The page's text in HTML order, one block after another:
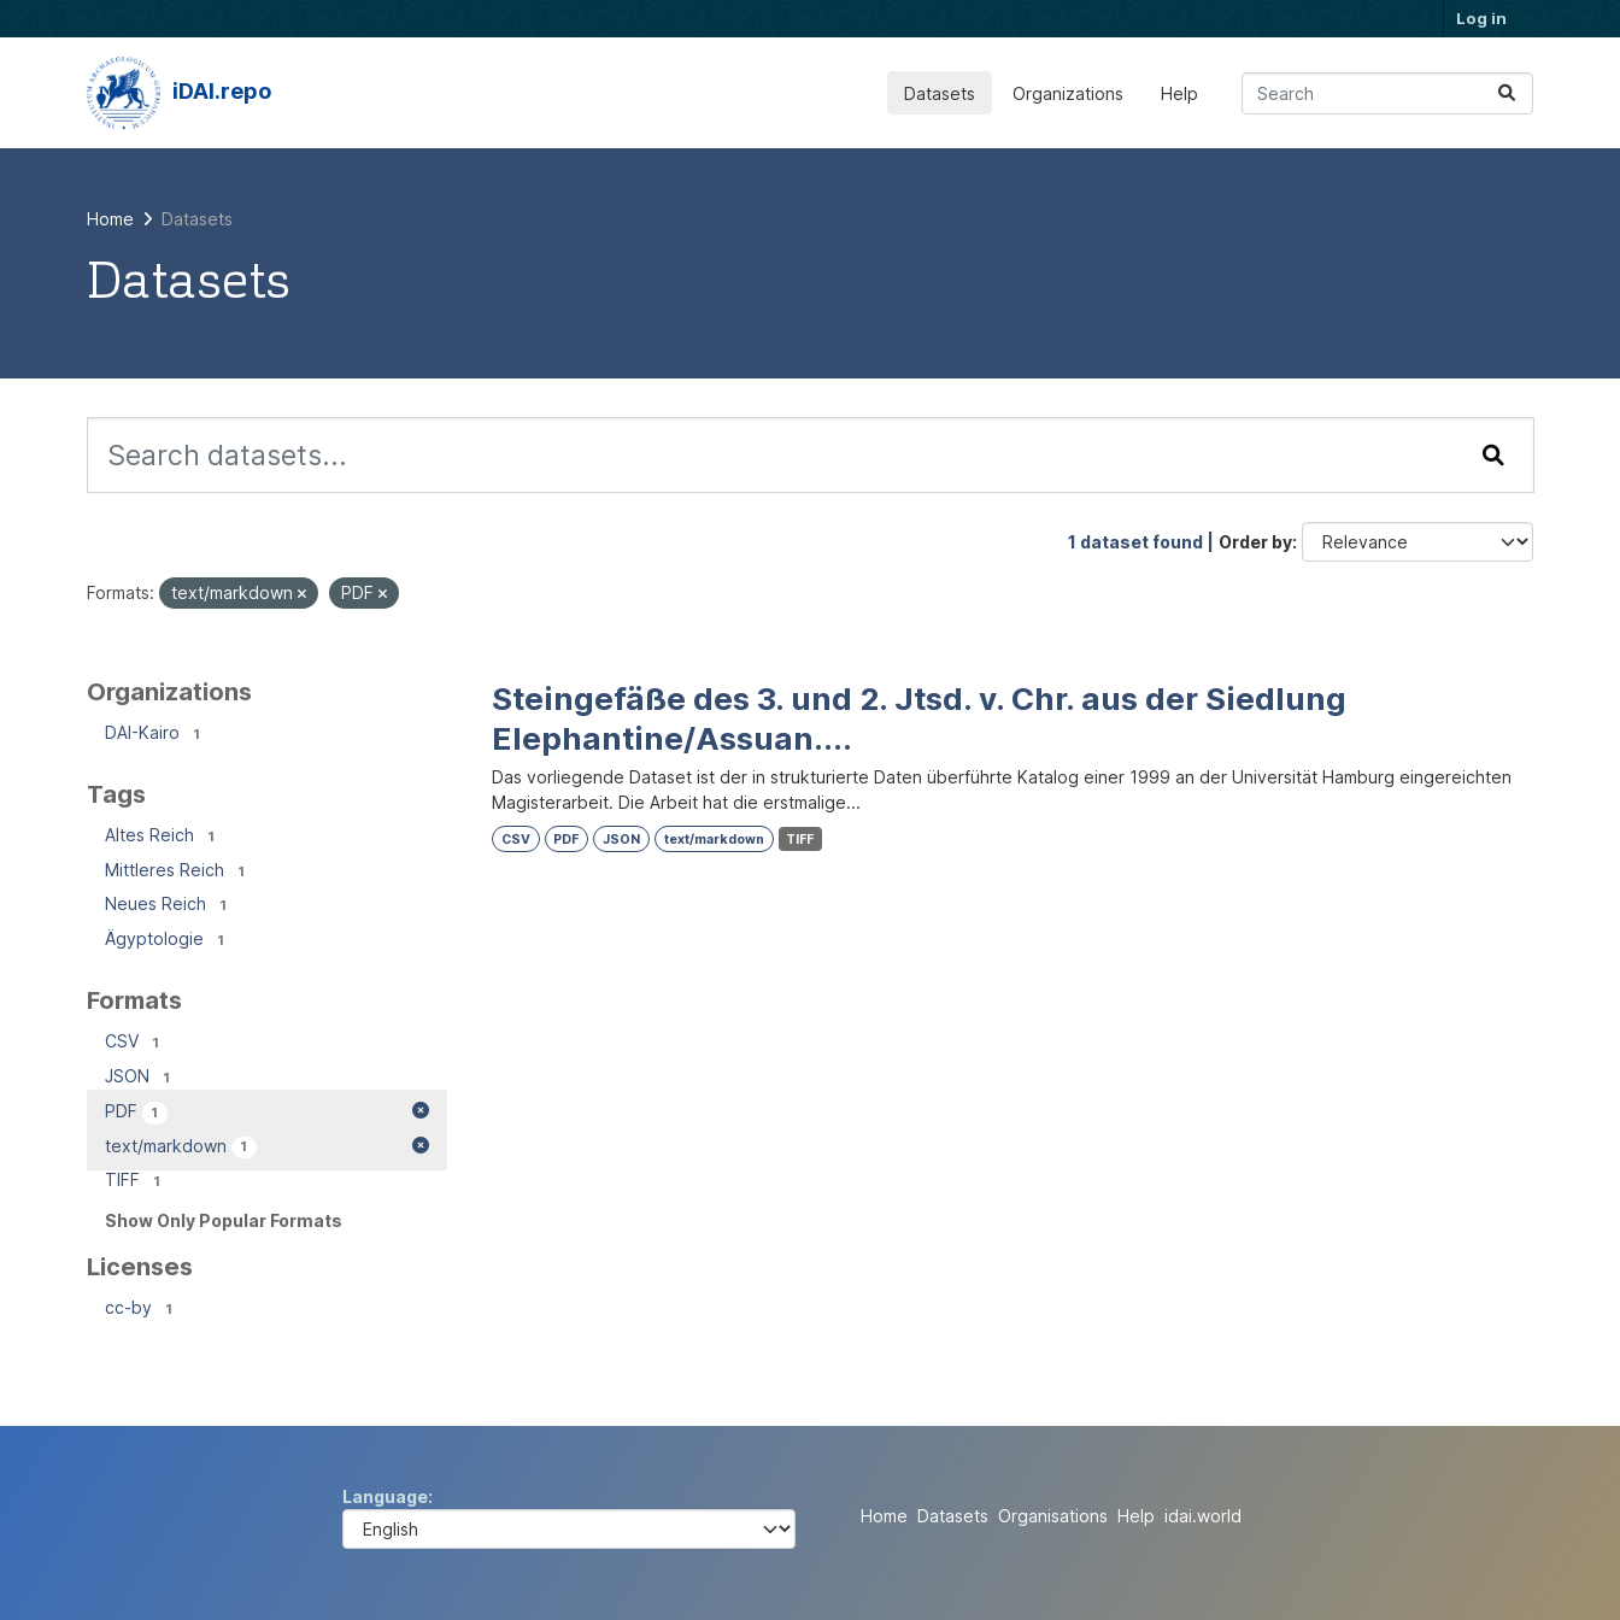
Log in
iDAI.repo Datasets Organizations Help
Home Datasets
Datasets
1 dataset found | Order by
Formats: text/markdown PDF
Organizations
DAI-Kairo 1
Tags
Altes Reich 1
Mittleres Reich 1
Neues Reich 1
Ägyptologie 1
Formats
CSV 1
JSON 1
PDF 1
text/markdown 1
TIFF 1
Show Only Popular Formats
Licenses
cc-by 1
Steingefäße des 3. und 2. Jtsd. v. Chr. aus der Siedlung
Elephantine/Assuan....
Das vorliegende Dataset ist der in strukturierte Daten überführte Katalog einer 1999 an der Universität Hamburg eingereichten
Magisterarbeit. Die Arbeit hat die erstmalige...
CSV PDF JSON text/markdown TIFF
Language
Home Datasets Organisations Help idai.world